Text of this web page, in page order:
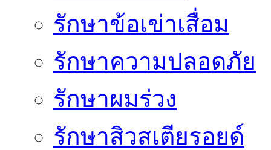
รักษาข้อเข่าเสื่อม
รักษาความปลอดภัย
รักษาผมร่วง
รักษาสิวสเตียรอยด์